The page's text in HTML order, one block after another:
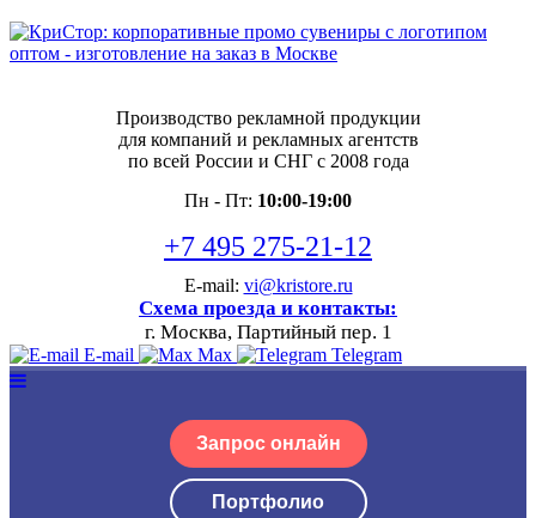
Производство рекламной продукции
для компаний и рекламных агентств
по всей России и СНГ с 2008 года
Пн - Пт: 10:00-19:00
+7 495 275-21-12
E-mail: vi@kristore.ru
Схема проезда и контакты:
г. Москва, Партийный пер. 1
E-mail Max Telegram
Запрос онлайн
Портфолио